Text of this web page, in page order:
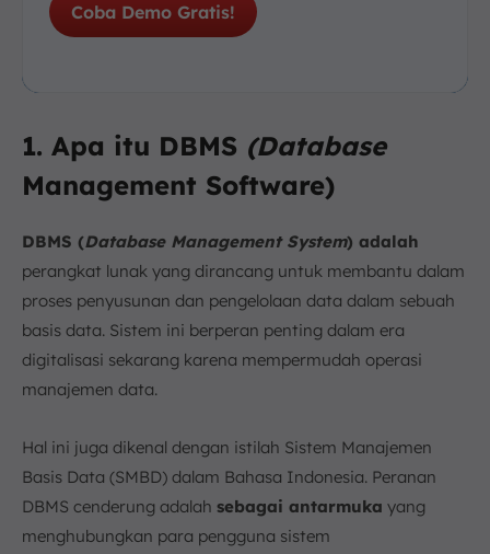
Coba Demo Gratis!
1. Apa itu DBMS (Database
Management Software)
DBMS (Database Management System) adalah
perangkat lunak yang dirancang untuk membantu dalam
proses penyusunan dan pengelolaan data dalam sebuah
basis data. Sistem ini berperan penting dalam era
digitalisasi sekarang karena mempermudah operasi
manajemen data.
Hal ini juga dikenal dengan istilah Sistem Manajemen
Basis Data (SMBD) dalam Bahasa Indonesia. Peranan
DBMS cenderung adalah sebagai antarmuka yang
menghubungkan para pengguna sistem